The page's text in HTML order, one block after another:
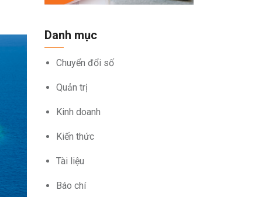
Danh mục
Chuyển đổi số
Quản trị
Kinh doanh
Kiến thức
Tài liệu
Báo chí